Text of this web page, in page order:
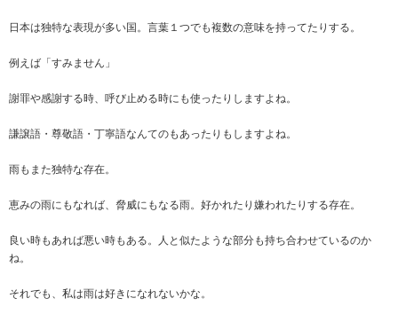
日本は独特な表現が多い国。言葉１つでも複数の意味を持ってたりする。
例えば「すみません」
謝罪や感謝する時、呼び止める時にも使ったりしますよね。
謙譲語・尊敬語・丁寧語なんてのもあったりもしますよね。
雨もまた独特な存在。
恵みの雨にもなれば、脅威にもなる雨。好かれたり嫌われたりする存在。
良い時もあれば悪い時もある。人と似たような部分も持ち合わせているのか
ね。
それでも、私は雨は好きになれないかな。